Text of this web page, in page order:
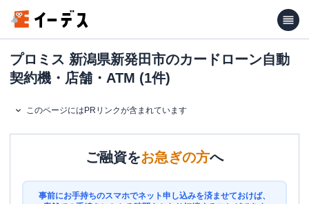
プロミス 新潟県新発田市のカードローン自動
契約機・店舗・ATM (1件)
このページにはPRリンクが含まれています
ご融資をお急ぎの方へ
事前にお手持ちのスマホでネット申し込みを済ませておけば、